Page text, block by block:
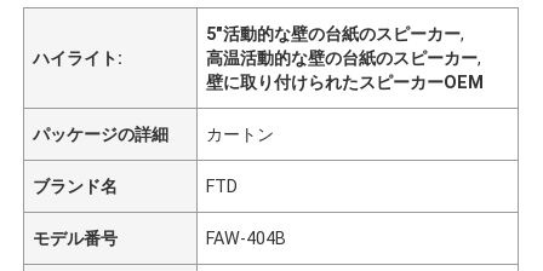
ハイライト:
5"活動的な壁の台紙のスピーカー,
高温活動的な壁の台紙のスピーカー,
壁に取り付けられたスピーカーOEM
パッケージの詳細 カートン
ブランド名 FTD
モデル番号 FAW-404B